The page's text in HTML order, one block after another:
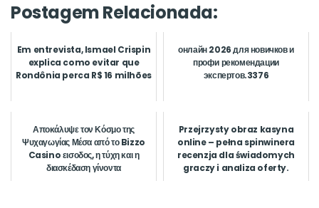
Postagem Relacionada:
Em entrevista, Ismael Crispin
explica como evitar que
Rondônia perca R$ 16 milhões
онлайн 2026 для новичков и
профи рекомендации
экспертов.3376
Αποκάλυψε τον Κόσμο της
Ψυχαγωγίας Μέσα από το Bizzo
Casino εισοδος, η τύχη και η
διασκέδαση γίνοντα
Przejrzysty obraz kasyna
online – pełna spinwinera
recenzja dla świadomych
graczy i analiza oferty.